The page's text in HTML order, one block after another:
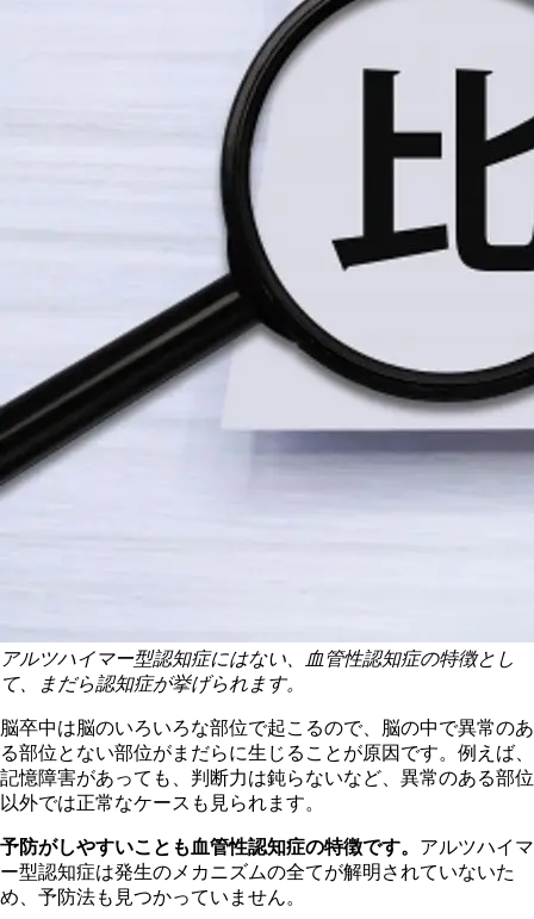
アルツハイマー型認知症にはない、血管性認知症の特徴とし
て、まだら認知症が挙げられます。
脳卒中は脳のいろいろな部位で起こるので、脳の中で異常のあ
る部位とない部位がまだらに生じることが原因です。例えば、
記憶障害があっても、判断力は鈍らないなど、異常のある部位
以外では正常なケースも見られます。
予防がしやすいことも血管性認知症の特徴です。 アルツハイマ
ー型認知症は発生のメカニズムの全てが解明されていないた
め、予防法も見つかっていません。